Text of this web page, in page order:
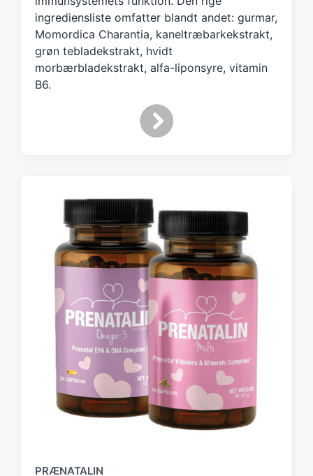
ingrediensliste omfatter blandt andet: gurmar,
Momordica Charantia, kaneltræbarkekstrakt,
grøn tebladekstrakt, hvidt
morbærbladekstrakt, alfa-liponsyre, vitamin
B6.
PRÆNATALIN